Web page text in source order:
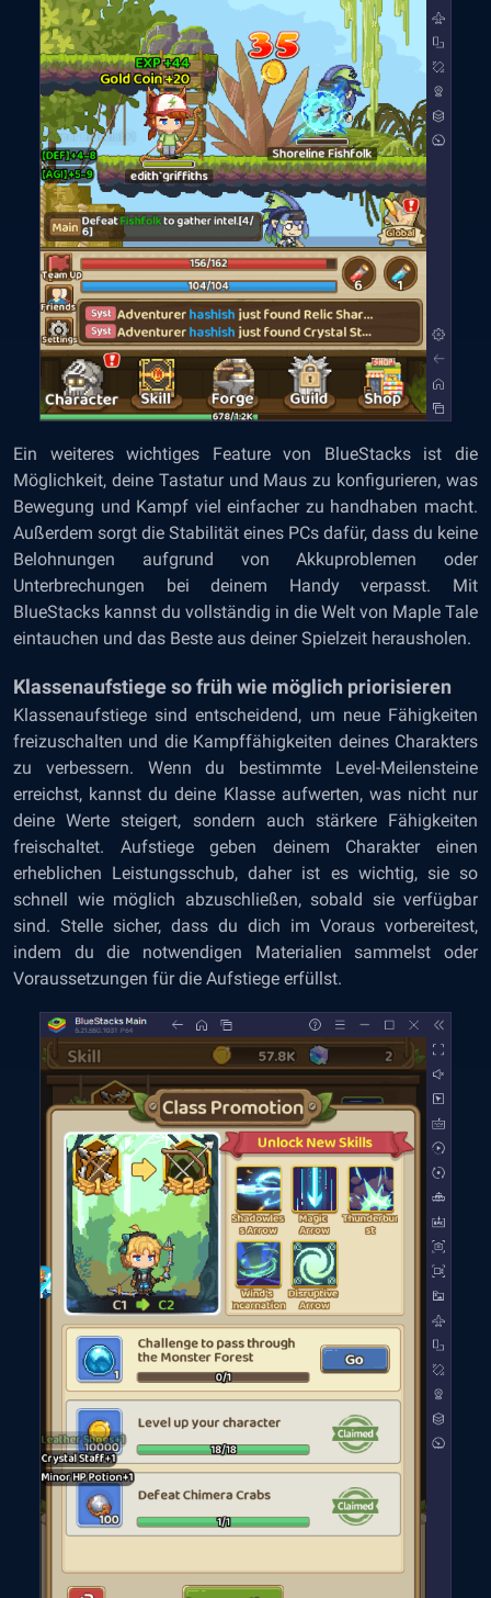
Ein weiteres wichtiges Feature von BlueStacks ist die
Möglichkeit, deine Tastatur und Maus zu konfigurieren, was
Bewegung und Kampf viel einfacher zu handhaben macht.
Außerdem sorgt die Stabilität eines PCs dafür, dass du keine
Belohnungen aufgrund von Akkuproblemen oder
Unterbrechungen bei deinem Handy verpasst. Mit
BlueStacks kannst du vollständig in die Welt von Maple Tale
eintauchen und das Beste aus deiner Spielzeit herausholen.
Klassenaufstiege so früh wie möglich priorisieren
Klassenaufstiege sind entscheidend, um neue Fähigkeiten
freizuschalten und die Kampffähigkeiten deines Charakters
zu verbessern. Wenn du bestimmte Level-Meilensteine
erreichst, kannst du deine Klasse aufwerten, was nicht nur
deine Werte steigert, sondern auch stärkere Fähigkeiten
freischaltet. Aufstiege geben deinem Charakter einen
erheblichen Leistungsschub, daher ist es wichtig, sie so
schnell wie möglich abzuschließen, sobald sie verfügbar
sind. Stelle sicher, dass du dich im Voraus vorbereitest,
indem du die notwendigen Materialien sammelst oder
Voraussetzungen für die Aufstiege erfüllst.